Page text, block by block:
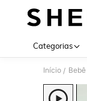
Categorias
Início / Bebê